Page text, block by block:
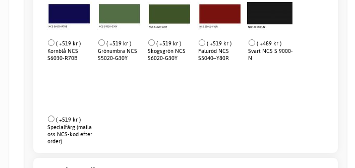
( +519 kr )
Kornblå NCS
S6030-R70B
( +519 kr )
Grönumbra NCS
S5020-G30Y
( +519 kr )
Skogsgrön NCS
S6020-G30Y
( +519 kr )
Faluröd NCS
S5040–Y80R
( +489 kr )
Svart NCS S 9000-
N
( +519 kr )
Specialfärg (maila
oss NCS-kod efter
order)